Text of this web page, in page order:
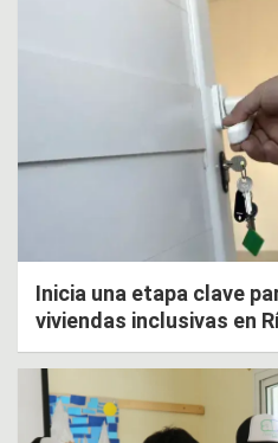
Inicia una etapa clave
viviendas inclusivas en